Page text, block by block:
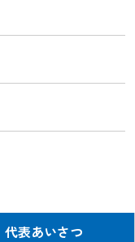
代表あいさつ